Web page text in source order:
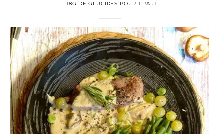
– 18G DE GLUCIDES POUR 1 PART